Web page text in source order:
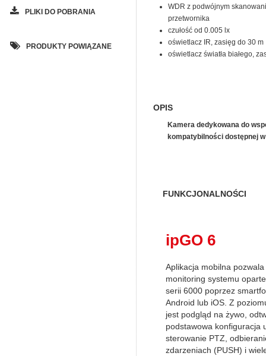
PLIKI DO POBRANIA
PRODUKTY POWIĄZANE
WDR z podwójnym
przetwornika
czułość od 0.005 lx
oświetlacz IR, zasięg do 30 m
oświetlacz światła białego,
OPIS
Kamera dedykowana do
kompatybilności dostępnej w
FUNKCJONALNOŚCI
ipGO 6
Aplikacja mobilna
monitoring systemu
serii 6000 poprzez
Android lub iOS. Z
jest podgląd na żywo,
podstawowa konfiguracja
sterowanie PTZ,
zdarzeniach (PUSH) i